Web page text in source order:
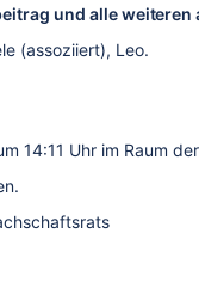
und alle
(assoziiert), Leo.
14:11 Uhr im Raum